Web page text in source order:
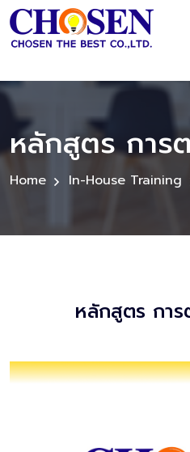
หลักสูตร การ
Home In-House Training
หลักสูตร กา